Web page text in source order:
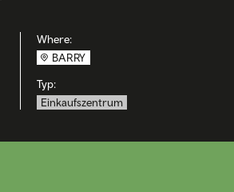
Where:
BARRY
Typ:
Einkaufszentrum